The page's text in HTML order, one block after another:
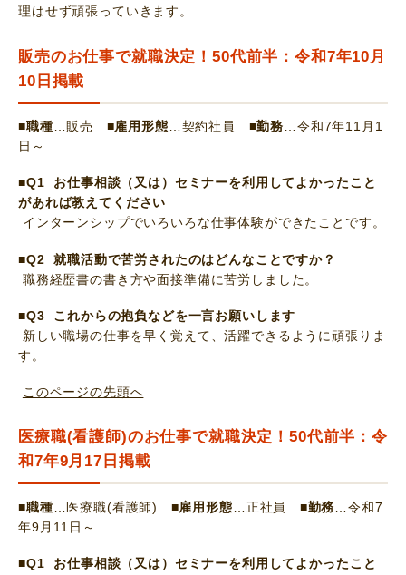
理はせず頑張っていきます。
販売のお仕事で就職決定！50代前半：令和7年10月
10日掲載
■職種 …販売 ■雇用形態 …契約社員 ■勤務 …令和7年11月1
日～
■Q1 お仕事相談（又は）セミナーを利用してよかったこと
があれば教えてください
インターンシップでいろいろな仕事体験ができたことです。
■Q2 就職活動で苦労されたのはどんなことですか？
職務経歴書の書き方や面接準備に苦労しました。
■Q3 これからの抱負などを一言お願いします
新しい職場の仕事を早く覚えて、活躍できるように頑張りま
す。
このページの先頭へ
医療職(看護師)のお仕事で就職決定！50代前半：令
和7年9月17日掲載
■職種 …医療職(看護師) ■雇用形態 …正社員 ■勤務 …令和7
年9月11日～
■Q1 お仕事相談（又は）セミナーを利用してよかったこと